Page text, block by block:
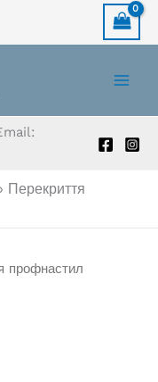
Перекриття
профнастил